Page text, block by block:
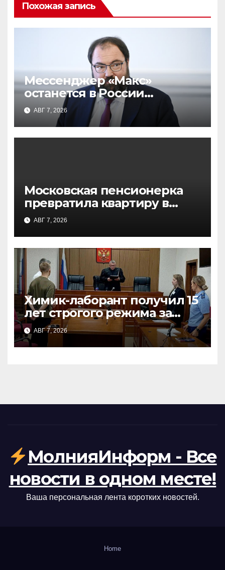
Похожая запись
Мессенджер «Макс»
останется в России
навсегда: заявление главы
Минцифры
АВГ 7, 2026
Московская пенсионерка
превратила квартиру в
зоопарк: крокодил, удав,
лисы и десятки животных
АВГ 7, 2026
Химик-лаборант получил 15
лет строгого режима за
производство наркотиков
на Урале
АВГ 7, 2026
МолнияИнформ - Все
новости в одном месте!
Ваша персональная лента коротких новостей.
Home